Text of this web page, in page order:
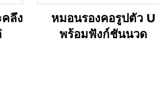
ลึง
หมอนรองคอรูปตัว U
พร้อมฟังก์ชันนวด